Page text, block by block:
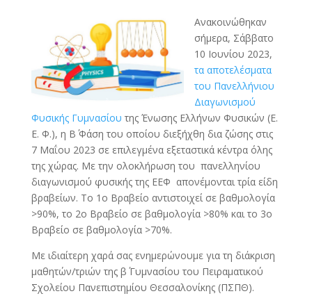
Ανακοινώθηκαν
σήμερα, Σάββατο
10 Ιουνίου 2023,
τα αποτελέσματα
του Πανελλήνιου
Διαγωνισμού
Φυσικής Γυμνασίου της Ένωσης Ελλήνων Φυσικών (Ε.
Ε. Φ.), η Β΄ Φάση του οποίου διεξήχθη δια ζώσης στις
7 Μαΐου 2023 σε επιλεγμένα εξεταστικά κέντρα όλης
της χώρας. Με την ολοκλήρωση του πανελληνίου
διαγωνισμού φυσικής της ΕΕΦ απονέμονται τρία είδη
βραβείων. Το 1ο Βραβείο αντιστοιχεί σε βαθμολογία
>90%, το 2ο Βραβείο σε βαθμολογία >80% και το 3ο
Βραβείο σε βαθμολογία >70%.
Με ιδιαίτερη χαρά σας ενημερώνουμε για τη διάκριση
μαθητών/τριών της β΄ Γυμνασίου του Πειραματικού
Σχολείου Πανεπιστημίου Θεσσαλονίκης (ΠΣΠΘ).